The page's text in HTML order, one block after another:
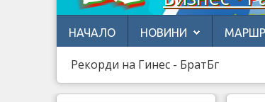
НАЧАЛО НОВИНИ
Рекорди на Гинес - БратБг